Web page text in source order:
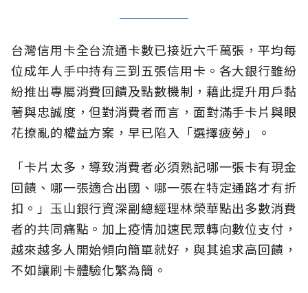
台灣信用卡全台流通卡數已接近六千萬張，平均每
位成年人手中持有三到五張信用卡。各大銀行雖紛
紛推出專屬消費回饋及點數機制，藉此提升用戶黏
著與忠誠度，但對消費者而言，面對滿手卡片與眼
花撩亂的權益方案，早已陷入「選擇疲勞」。
「卡片太多，導致消費者必須熟記哪一張卡有現金
回饋、哪一張適合出國、哪一張在特定通路才有折
扣。」玉山銀行資深副總經理林榮華點出多數消費
者的共同痛點。加上疫情加速民眾轉向數位支付，
越來越多人開始傾向簡單就好，與其追求高回饋，
不如讓刷卡體驗化繁為簡。